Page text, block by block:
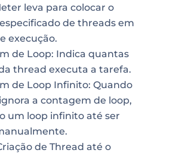
leva para colocar o
de threads em
execução.
de Loop: Indica quantas
thread executa a tarefa.
de Loop Infinito: Quando
a contagem de loop,
um loop infinito até ser
de Thread até o